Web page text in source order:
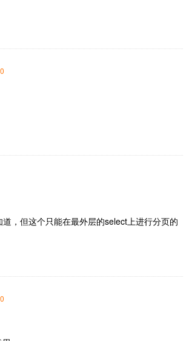
道，但这个只能在最外层的select上进行分页的